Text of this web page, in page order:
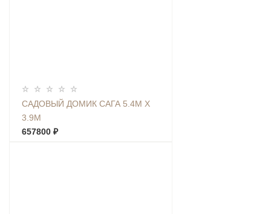
САДОВЫЙ ДОМИК САГА 5.4М Х
3.9М
657800 ₽